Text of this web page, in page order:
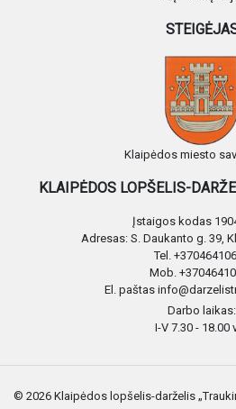
Klaipėdos miesto
KLAIPĖDOS LOPŠELIS-
Įstaigos kodas
Adresas: S. Daukanto g. 39,
Tel.
Mob.
El. paštas
Darbo laikas:
I-V 7.30 - 18.00
© 2026 Klaipėdos lopšelis-darželis